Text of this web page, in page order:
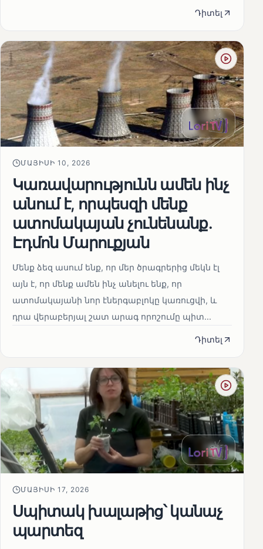
Դիտել
ՄԱՅԻՍԻ 10, 2026
Կառավարությունն ամեն ինչ
անում է, որպեսզի մենք
ատոմակայան չունենանք․
Էդմոն Մարուքյան
Մենք ձեզ ասում ենք, որ մեր ծրագրերից մեկն էլ
այն է, որ մենք ամեն ինչ անելու ենք, որ
ատոմակայանի նոր էներգաբլոկը կառուցվի, և
դրա վերաբերյալ շատ արագ որոշումը պիտ...
Դիտել
ՄԱՅԻՍԻ 17, 2026
Սպիտակ խալաթից՝ կանաչ
պարտեզ